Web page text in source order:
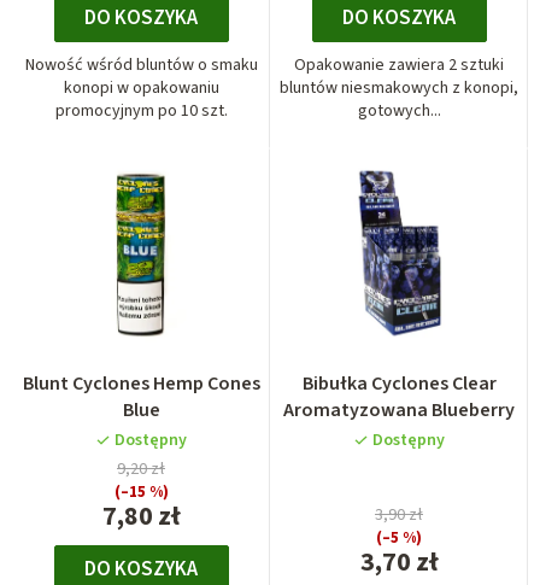
DO KOSZYKA
Nowość wśród bluntów o smaku
konopi w opakowaniu
promocyjnym po 10 szt.
DO KOSZYKA
Opakowanie zawiera 2 sztuki
bluntów niesmakowych z konopi,
gotowych...
Blunt Cyclones Hemp Cones
Blue
Dostępny
7,80 zł
9,20 zł
(–15 %)
DO KOSZYKA
Bibułka Cyclones Clear
Aromatyzowana Blueberry
Dostępny
3,70 zł
3,90 zł
(–5 %)